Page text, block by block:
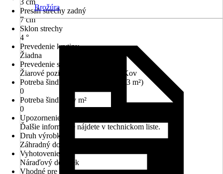
3 cm
Presah strechy zadný
7 cm
Sklon strechy
4 °
Prevedenie krytiny
Žiadna
Prevedenie strechy
Žiarové pozinkovanie ponorom, Kov
Potreba šindľov (balíky obsahujú 3 m²)
0
Potreba šindľov v m²
0
Upozornenie
Ďalšie informácie nájdete v technickom liste.
Druh výrobku
Záhradný domček
Vyhotovenie
Náraďový domček
Vhodné pre
Brožúra